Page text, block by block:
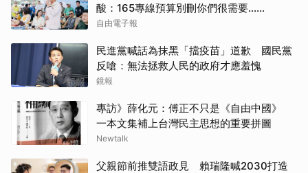
酸：165專線預算別刪你們很需要......
自由電子報
民進黨喊話為抹黑「擋疫苗」道歉 國民黨
反嗆：無法拯救人民的政府才應羞愧
鏡報
專訪》薛化元：傅正不只是《自由中國》
一本文集補上台灣民主思想的重要拼圖
Newtalk
父親節前推雙語政見 賴瑞隆喊2030打造